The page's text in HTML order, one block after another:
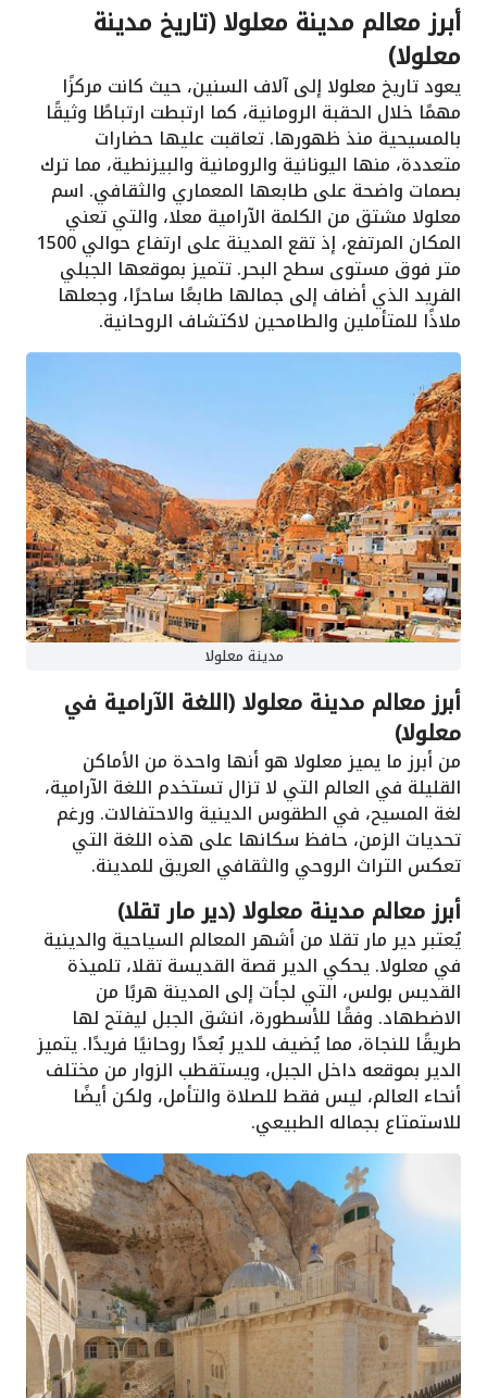
أبرز معالم مدينة معلولا (تاريخ مدينة
معلولا)
يعود تاريخ معلولا إلى آلاف السنين، حيث كانت مركزًا
مهمًا خلال الحقبة الرومانية، كما ارتبطت ارتباطًا وثيقًا
بالمسيحية منذ ظهورها. تعاقبت عليها حضارات
متعددة، منها اليونانية والرومانية والبيزنطية، مما ترك
بصمات واضحة على طابعها المعماري والثقافي. اسم
معلولا مشتق من الكلمة الآرامية معلا، والتي تعني
المكان المرتفع، إذ تقع المدينة على ارتفاع حوالي 1500
متر فوق مستوى سطح البحر. تتميز بموقعها الجبلي
الفريد الذي أضاف إلى جمالها طابعًا ساحرًا، وجعلها
ملاذًا للمتأملين والطامحين لاكتشاف الروحانية.
مدينة معلولا
أبرز معالم مدينة معلولا (اللغة الآرامية في
معلولا)
من أبرز ما يميز معلولا هو أنها واحدة من الأماكن
القليلة في العالم التي لا تزال تستخدم اللغة الآرامية،
لغة المسيح، في الطقوس الدينية والاحتفالات. ورغم
تحديات الزمن، حافظ سكانها على هذه اللغة التي
تعكس التراث الروحي والثقافي العريق للمدينة.
أبرز معالم مدينة معلولا (دير مار تقلا)
يُعتبر دير مار تقلا من أشهر المعالم السياحية والدينية
في معلولا. يحكي الدير قصة القديسة تقلا، تلميذة
القديس بولس، التي لجأت إلى المدينة هربًا من
الاضطهاد. وفقًا للأسطورة، انشق الجبل ليفتح لها
طريقًا للنجاة، مما يُضيف للدير بُعدًا روحانيًا فريدًا. يتميز
الدير بموقعه داخل الجبل، ويستقطب الزوار من مختلف
أنحاء العالم، ليس فقط للصلاة والتأمل، ولكن أيضًا
للاستمتاع بجماله الطبيعي.